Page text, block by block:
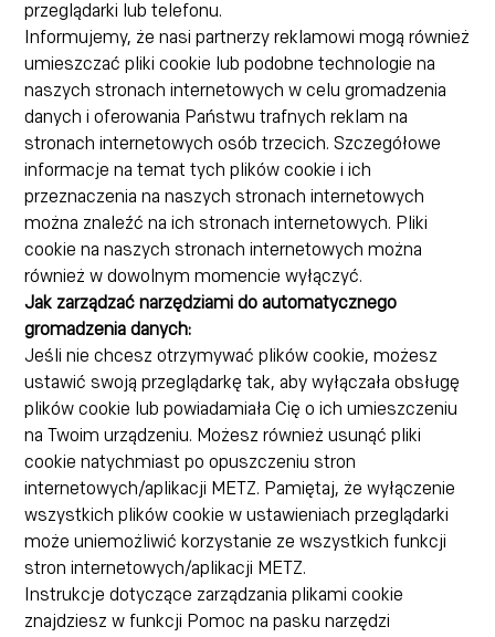
przeglądarki lub telefonu.
Informujemy, że nasi partnerzy reklamowi mogą również
umieszczać pliki cookie lub podobne technologie na
naszych stronach internetowych w celu gromadzenia
danych i oferowania Państwu trafnych reklam na
stronach internetowych osób trzecich. Szczegółowe
informacje na temat tych plików cookie i ich
przeznaczenia na naszych stronach internetowych
można znaleźć na ich stronach internetowych. Pliki
cookie na naszych stronach internetowych można
również w dowolnym momencie wyłączyć.
Jak zarządzać narzędziami do automatycznego
gromadzenia danych:
Jeśli nie chcesz otrzymywać plików cookie, możesz
ustawić swoją przeglądarkę tak, aby wyłączała obsługę
plików cookie lub powiadamiała Cię o ich umieszczeniu
na Twoim urządzeniu. Możesz również usunąć pliki
cookie natychmiast po opuszczeniu stron
internetowych/aplikacji METZ. Pamiętaj, że wyłączenie
wszystkich plików cookie w ustawieniach przeglądarki
może uniemożliwić korzystanie ze wszystkich funkcji
stron internetowych/aplikacji METZ.
Instrukcje dotyczące zarządzania plikami cookie
znajdziesz w funkcji Pomoc na pasku narzędzi